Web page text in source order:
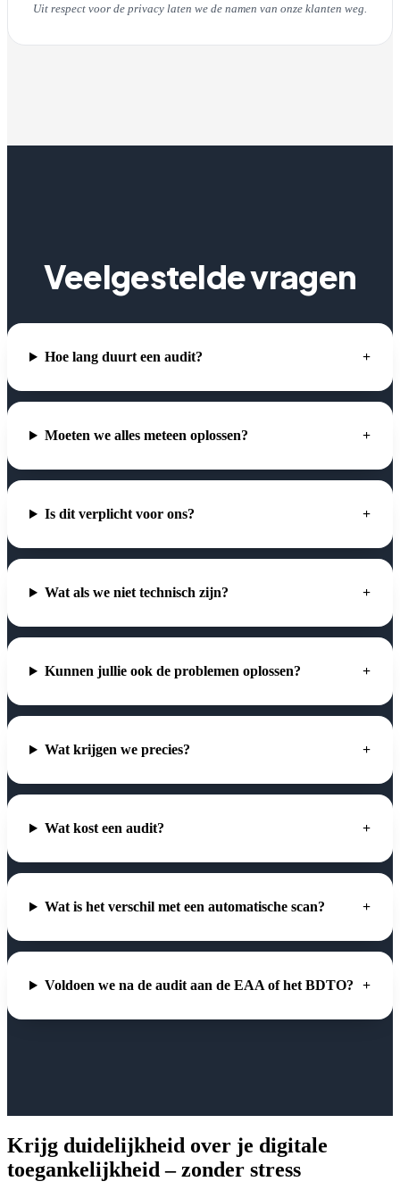
Uit respect voor de privacy laten we de namen van onze klanten weg.
Veelgestelde vragen
Hoe lang duurt een audit?
Moeten we alles meteen oplossen?
Is dit verplicht voor ons?
Wat als we niet technisch zijn?
Kunnen jullie ook de problemen oplossen?
Wat krijgen we precies?
Wat kost een audit?
Wat is het verschil met een automatische scan?
Voldoen we na de audit aan de EAA of het BDTO?
Krijg duidelijkheid over je digitale
toegankelijkheid – zonder stress